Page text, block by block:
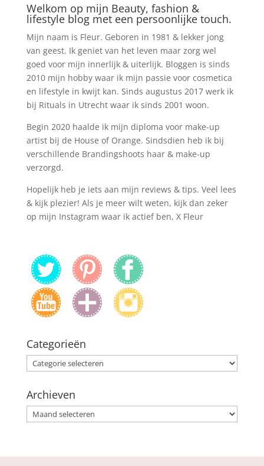
Welkom op mijn Beauty, fashion &
lifestyle blog met een persoonlijke touch.
Mijn naam is Fleur. Geboren in 1981 & lekker jong
van geest. Ik geniet van het leven maar zorg wel
goed voor mijn innerlijk & uiterlijk. Bloggen is sinds
2010 mijn hobby waar ik mijn passie voor cosmetica
en lifestyle in kwijt kan. Sinds augustus 2017 werk ik
bij Rituals in Utrecht waar ik sinds 2001 woon.
Begin 2020 haalde ik mijn diploma voor make-up
artist bij de House of Orange. Sindsdien heb ik bij
verschillende Brandingshoots haar & make-up
verzorgd.
Hopelijk heb je iets aan mijn reviews & tips. Veel lees
& kijk plezier! Als je meer wilt weten, kijk dan zeker
op mijn Instagram waar ik actief ben, X Fleur
Categorieën
Categorieën
Archieven
Archieven